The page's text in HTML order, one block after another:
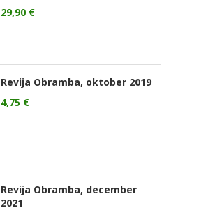
29,90 €
Revija Obramba, oktober 2019
4,75 €
Revija Obramba, december
2021